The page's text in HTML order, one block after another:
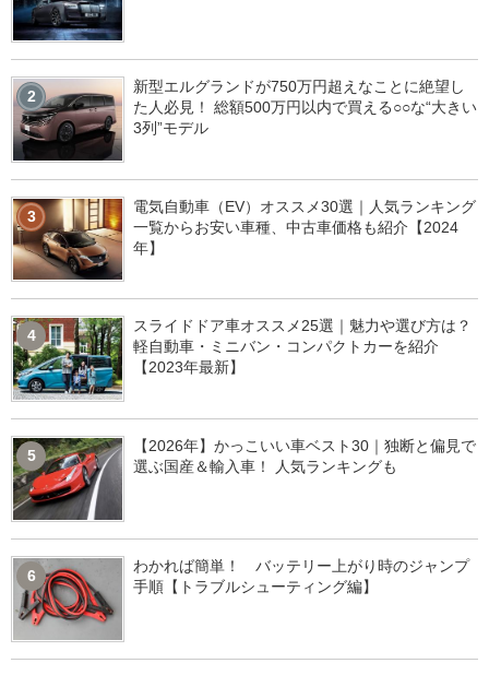
2
新型エルグランドが750万円超えなことに絶望し
た人必見！ 総額500万円以内で買える○○な“大きい
3列”モデル
3
電気自動車（EV）オススメ30選｜人気ランキング
一覧からお安い車種、中古車価格も紹介【2024
年】
4
スライドドア車オススメ25選｜魅力や選び方は？
軽自動車・ミニバン・コンパクトカーを紹介
【2023年最新】
5
【2026年】かっこいい車ベスト30｜独断と偏見で
選ぶ国産＆輸入車！ 人気ランキングも
6
わかれば簡単！ バッテリー上がり時のジャンプ
手順【トラブルシューティング編】